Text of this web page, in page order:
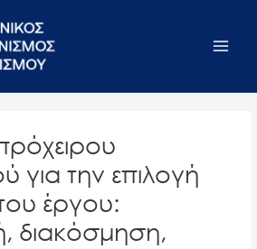
για την επιλογή
έργου:
διακόσμηση,